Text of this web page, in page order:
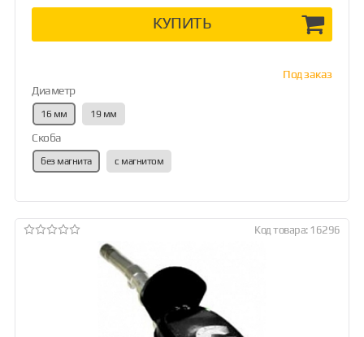
КУПИТЬ
Под заказ
Диаметр
16 мм 19 мм
Скоба
без магнита с магнитом
Код товара: 16296